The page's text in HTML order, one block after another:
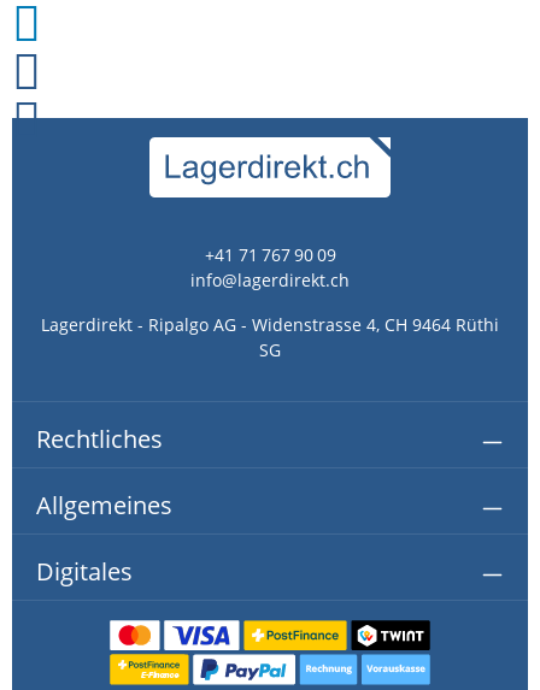
+41 71 767 90 09
info@lagerdirekt.ch
Lagerdirekt - Ripalgo AG - Widenstrasse 4, CH 9464 Rüthi
SG
Rechtliches
Allgemeines
Digitales